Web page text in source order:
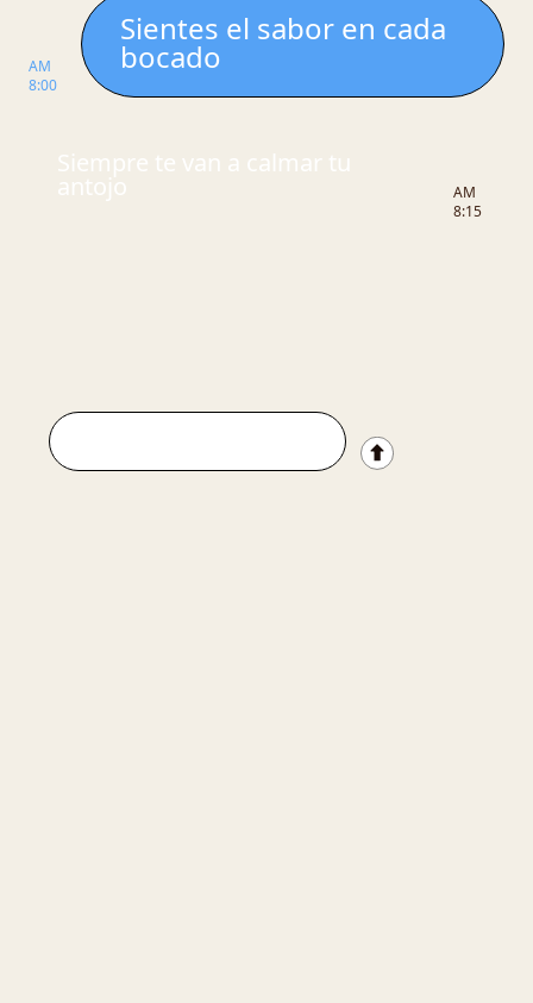
AM
8:00
Sientes el sabor en cada
bocado
Siempre te van a calmar tu
antojo
AM
8:15